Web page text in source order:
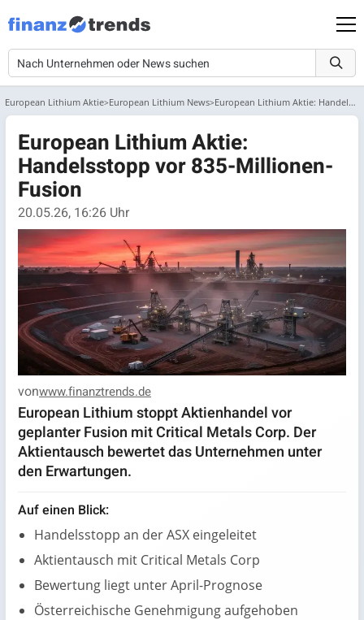
European Lithium Aktie European Lithium News European Lithium Aktie: Handelsstopp vor 835-Millionen-Fusion
European Lithium Aktie:
Handelsstopp vor 835-Millionen-
Fusion
20.05.26, 16:26 Uhr
vonwww.finanztrends.de
European Lithium stoppt Aktienhandel vor
geplanter Fusion mit Critical Metals Corp. Der
Aktientausch bewertet das Unternehmen unter
den Erwartungen.
Auf einen Blick:
Handelsstopp an der ASX eingeleitet
Aktientausch mit Critical Metals Corp
Bewertung liegt unter April-Prognose
Österreichische Genehmigung aufgehoben